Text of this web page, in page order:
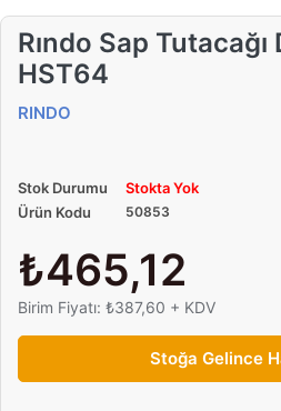
Rındo Sap
HST64
RINDO
Stok Durumu
Stokta Yok
Ürün Kodu
50853
₺465,12
Birim Fiyatı: ₺387,60 + KDV
Stoğa Gelince